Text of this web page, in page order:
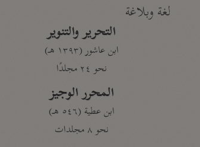
لغة وبلاغة
التحرير والتنوير
ابن عاشور (١٣٩٣ هـ)
نحو ٢٤ مجلدًا
المحرر الوجيز
ابن عطية (٥٤٦ هـ)
نحو ٨ مجلدات